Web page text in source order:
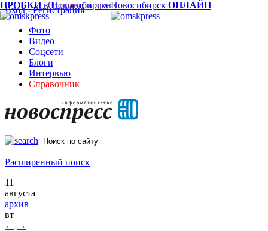
Вход-Регистрация
Фото
Видео
Соцсети
Блоги
Интервью
Справочник
Расширенный поиск
11
августа
архив
вт
← →
ПРОБКИв НовосибирскеНовосибирск ОНЛАЙН
Отправить другу